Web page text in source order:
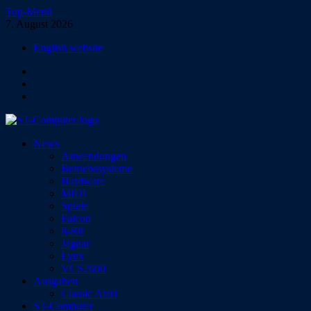
Zum
Inhalt
Top-Menü
7. August 2026
English website
ST-Computer
Das Magazin für Atari-Computer und -Konsolen
News
Anwendungen
Betriebssysteme
Hardware
MIDI
Spiele
Falcon
8-Bit
Jaguar
Lynx
VCS2600
Ausgaben
Classic Atari
ST-Computer